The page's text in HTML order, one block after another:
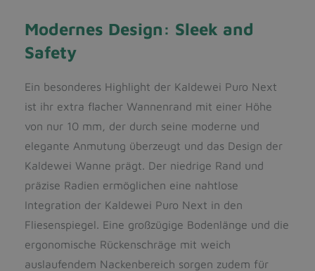
Modernes Design: Sleek and
Safety
Ein besonderes Highlight der Kaldewei Puro Next
ist ihr extra flacher Wannenrand mit einer Höhe
von nur 10 mm, der durch seine moderne und
elegante Anmutung überzeugt und das Design der
Kaldewei Wanne prägt. Der niedrige Rand und
präzise Radien ermöglichen eine nahtlose
Integration der Kaldewei Puro Next in den
Fliesenspiegel. Eine großzügige Bodenlänge und die
ergonomische Rückenschräge mit weich
auslaufendem Nackenbereich sorgen zudem für